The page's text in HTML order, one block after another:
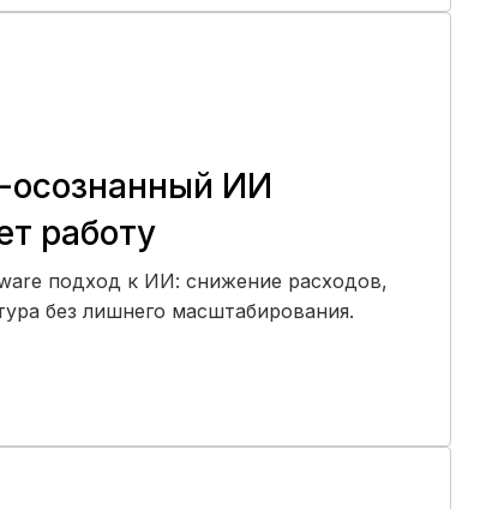
осознанный ИИ
работу
подход к ИИ: снижение расходов,
без лишнего масштабирования.